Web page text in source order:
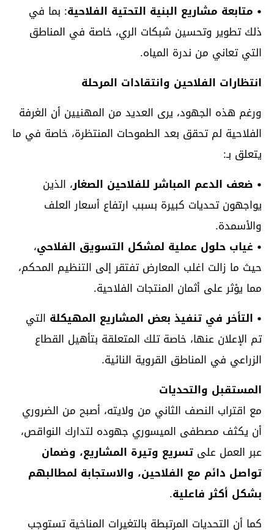
• متابعة مشاريع البنية التحتية الفلاحية: بما في
ذلك تطوير وتحسين شبكات الري، خاصة في المناطق
التي تعاني من ندرة المياه.
انتظارات الفلاحين وانتقادات المرحلة
ورغم هذه الجهود، يرى العديد من المهنيين أن الغرفة
الفلاحية لم تحقق بعد الطموحات المنتظرة، خاصة في ما
يتعلق بـ:
• ضعف الدعم المباشر للفلاحين الصغار، الذين
يواجهون تحديات كبيرة بسبب ارتفاع أسعار العلف
والأسمدة.
• غياب حلول عملية لمشكل التسويق الفلاحي،
حيث ما زالت اغلب المعارض تفتقر إلى التنظيم المحكم،
مما يؤثر على أثمان المنتجات الفلاحية.
• التأخر في تنفيذ بعض المشاريع المهيكلة التي
تم الإعلان عنها، خاصة تلك المتعلقة بتأهيل القطاع
الزراعي في المناطق القروية النائية.
المستقبل والتحديات
مع اقتراب النصف الثاني من ولايته، أصبح من الضروري
أن يكثف مصطفى الميسوري جهوده لتدارك النواقص،
عبر العمل على تسريع وتيرة المشاريع، وضمان
تواصل دائم مع الفلاحين، والاستجابة لمطالبهم
بشكل أكثر فاعلية.
كما أن التحديات المرتبطة بالتغيرات المناخية تستوجب